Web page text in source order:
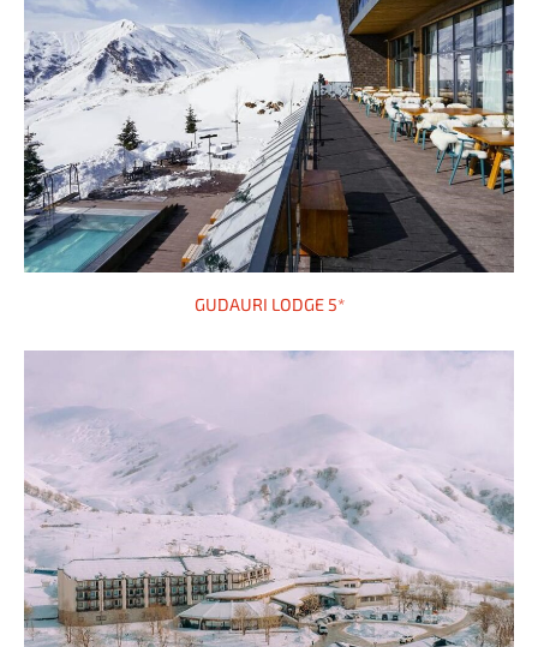
GUDAURI LODGE 5*